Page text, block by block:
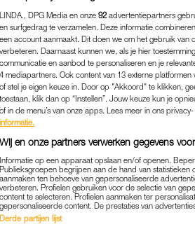
VAN DE
LINDA., DPG Media en onze 92 advertentiepartners
en surfgedrag te verzamelen. Deze informatie
een account aanmaakt. Dit doen we om het gebruik van
verbeteren. Daarnaast kunnen we, als je hier
communicatie en aanbod te personaliseren en je
4 mediapartners. Ook content van 13 externe
of stel je eigen keuze in. Door op "Akkoord" te klikken,
toestaan, klik dan op “Instellen”. Jouw keuze kun je
of in de menu’s van onze apps. Lees meer in ons
informatie.
Wij en onze partners verwerken gegevens
Informatie op een apparaat opslaan en/of openen.
Publieksgroepen begrijpen aan de hand van statistieken
aanmaken ten behoeve van gepersonaliseerde
verbeteren. Profielen gebruiken voor de selectie van
content te selecteren. Profielen aanmaken ter
gepersonaliseerde content. De prestaties van
Derde partijen lijst